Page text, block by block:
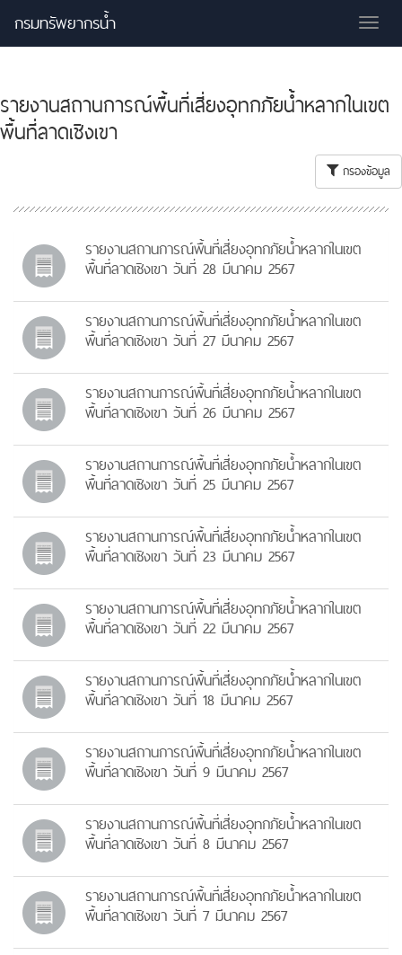
กรมทรัพยากรน้ำ
รายงานสถานการณ์พื้นที่เสี่ยงอุทกภัยน้ำหลากในเขต
พื้นที่ลาดเชิงเขา
กรองข้อมูล
รายงานสถานการณ์พื้นที่เสี่ยงอุทกภัยน้ำหลากในเขต
พื้นที่ลาดเชิงเขา วันที่ 28 มีนาคม 2567
รายงานสถานการณ์พื้นที่เสี่ยงอุทกภัยน้ำหลากในเขต
พื้นที่ลาดเชิงเขา วันที่ 27 มีนาคม 2567
รายงานสถานการณ์พื้นที่เสี่ยงอุทกภัยน้ำหลากในเขต
พื้นที่ลาดเชิงเขา วันที่ 26 มีนาคม 2567
รายงานสถานการณ์พื้นที่เสี่ยงอุทกภัยน้ำหลากในเขต
พื้นที่ลาดเชิงเขา วันที่ 25 มีนาคม 2567
รายงานสถานการณ์พื้นที่เสี่ยงอุทกภัยน้ำหลากในเขต
พื้นที่ลาดเชิงเขา วันที่ 23 มีนาคม 2567
รายงานสถานการณ์พื้นที่เสี่ยงอุทกภัยน้ำหลากในเขต
พื้นที่ลาดเชิงเขา วันที่ 22 มีนาคม 2567
รายงานสถานการณ์พื้นที่เสี่ยงอุทกภัยน้ำหลากในเขต
พื้นที่ลาดเชิงเขา วันที่ 18 มีนาคม 2567
รายงานสถานการณ์พื้นที่เสี่ยงอุทกภัยน้ำหลากในเขต
พื้นที่ลาดเชิงเขา วันที่ 9 มีนาคม 2567
รายงานสถานการณ์พื้นที่เสี่ยงอุทกภัยน้ำหลากในเขต
พื้นที่ลาดเชิงเขา วันที่ 8 มีนาคม 2567
รายงานสถานการณ์พื้นที่เสี่ยงอุทกภัยน้ำหลากในเขต
พื้นที่ลาดเชิงเขา วันที่ 7 มีนาคม 2567